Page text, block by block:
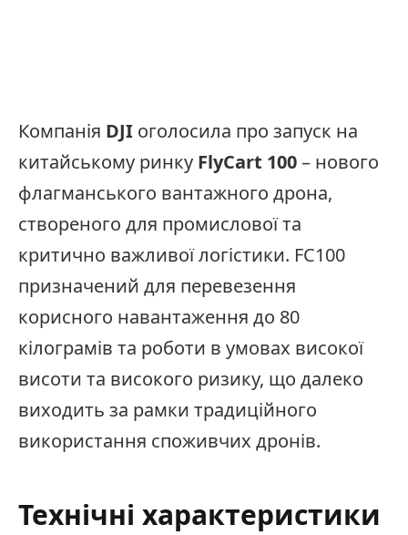
Компанія DJI оголосила про запуск на
китайському ринку FlyCart 100– нового
флагманського вантажного дрона,
створеного для промислової та
критично важливої ​​логістики. FC100
призначений для перевезення
корисного навантаження до 80
кілограмів та роботи в умовах високої
висоти та високого ризику, що далеко
виходить за рамки традиційного
використання споживчих дронів.
Технічні характеристики